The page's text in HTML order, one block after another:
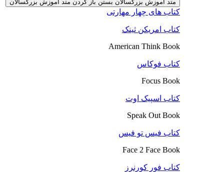
متد آموزش بزرگسالان بستن باز کردن متد آموزش بزرگسالان
کتاب های چهار مهارتی
کتاب امریکن ثینک
American Think Book
کتاب فوکاس
Focus Book
کتاب اسپیک اوت
Speak Out Book
کتاب فیس تو فیس
Face 2 Face Book
کتاب فور کورنرز